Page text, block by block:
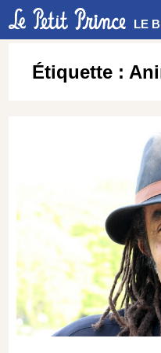
LE
Étiquette :